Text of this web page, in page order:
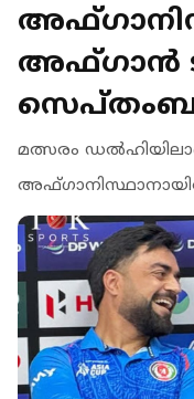
അഫ്ഗാൻ
മത്സരം